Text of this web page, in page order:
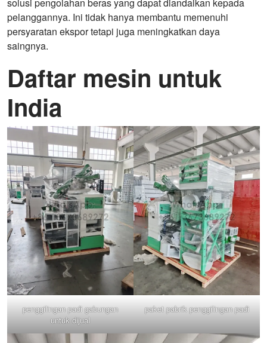
pelanggannya. Ini tidak hanya membantu memenuhi
persyaratan ekspor tetapi juga meningkatkan daya
saingnya.
Daftar mesin untuk
India
penggilingan padi gabungan
untuk dijual
paket pabrik penggilingan padi